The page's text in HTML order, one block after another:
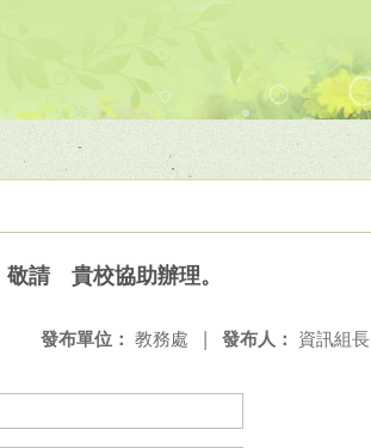
請 貴校協助辦理。
發布人： 資訊組長
發布單位： 教務處 |